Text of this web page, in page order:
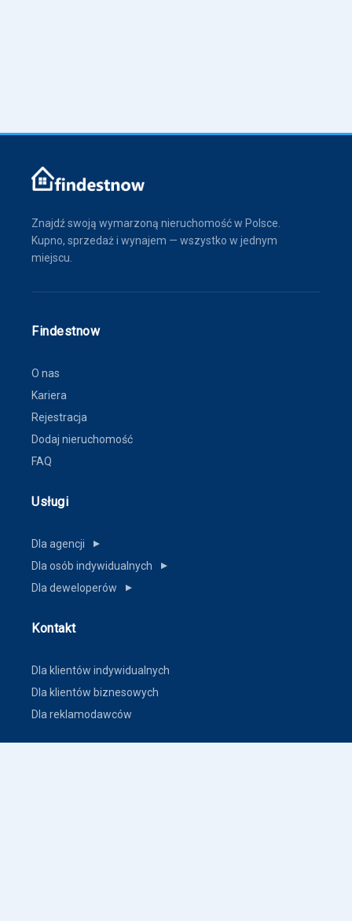
Znajdź swoją wymarzoną nieruchomość w Polsce.
Kupno, sprzedaż i wynajem — wszystko w jednym
miejscu.
Findestnow
O nas
Kariera
Rejestracja
Dodaj nieruchomość
FAQ
Usługi
Dla agencji ▼
Dla osób indywidualnych ▼
Dla deweloperów ▼
Kontakt
Dla klientów indywidualnych
Dla klientów biznesowych
Dla reklamodawców